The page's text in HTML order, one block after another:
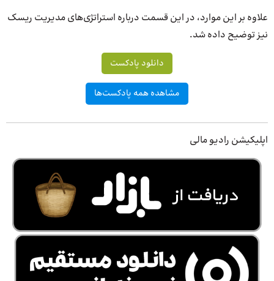
علاوه بر این موارد، در این قسمت درباره استراتژی‌های مدیریت ریسک
نیز توضیح داده شد.
دانلود پادکست
مشاهده همه پادکست‌ها
اپلیکیشن رادیو مالی